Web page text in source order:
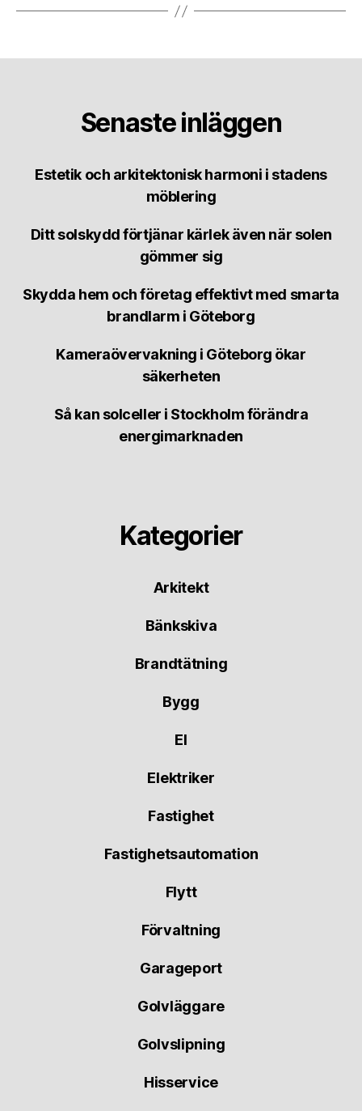
Senaste inläggen
Estetik och arkitektonisk harmoni i stadens
möblering
Ditt solskydd förtjänar kärlek även när solen
gömmer sig
Skydda hem och företag effektivt med smarta
brandlarm i Göteborg
Kameraövervakning i Göteborg ökar
säkerheten
Så kan solceller i Stockholm förändra
energimarknaden
Kategorier
Arkitekt
Bänkskiva
Brandtätning
Bygg
El
Elektriker
Fastighet
Fastighetsautomation
Flytt
Förvaltning
Garageport
Golvläggare
Golvslipning
Hisservice